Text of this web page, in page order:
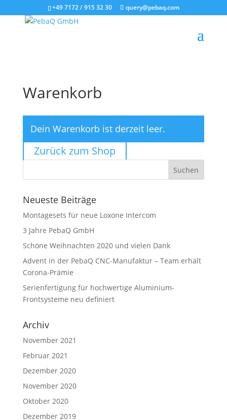
+49 7172 / 915 32 30 query@pebaq.com
Warenkorb
Dein Warenkorb ist derzeit leer.
Zurück zum Shop
Neueste Beiträge
Montagesets für neue Loxone Intercom
3 Jahre PebaQ GmbH
Schöne Weihnachten 2020 und vielen Dank
Advent in der PebaQ CNC-Manufaktur – Team erhält
Corona-Prämie
Serienfertigung für hochwertige Aluminium-
Frontsysteme neu definiert
Archiv
November 2021
Februar 2021
Dezember 2020
November 2020
Oktober 2020
Dezember 2019